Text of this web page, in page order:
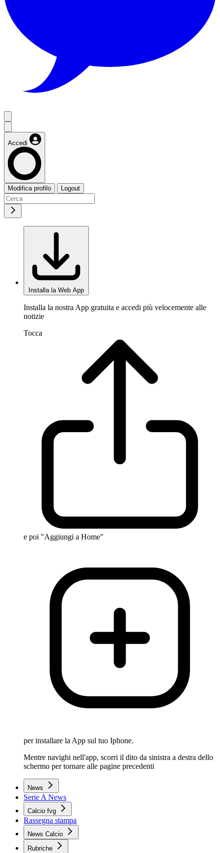
Accedi
Modifica profilo Logout
Installa la Web App
Installa la nostra App gratuita e accedi più velocemente alle
notizie
Tocca
e poi "Aggiungi a Home"
per installare la App sul tuo Iphone.
Mentre navighi nell'app, scorri il dito da sinistra a destra dello
schermo per tornare alle pagine precedenti
News
Serie A News
Calcio fvg
Rassegna stampa
News Calcio
Rubriche